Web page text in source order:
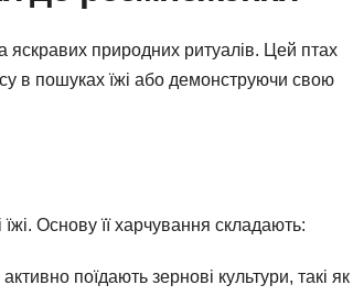
природних ритуалів. Цей птах
в пошуках їжі або демонструючи свою
Основу її харчування складають:
поїдають зернові культури, такі як